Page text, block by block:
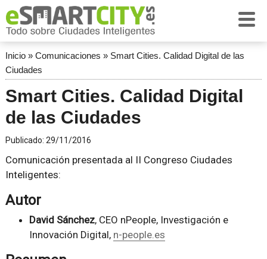
Inicio» Comunicaciones » Smart Cities. Calidad Digital de las
Ciudades
Smart Cities. Calidad Digital
de las Ciudades
Publicado: 29/11/2016
Comunicación presentada al II Congreso Ciudades
Inteligentes:
Autor
David Sánchez, CEO nPeople, Investigación e
Innovación Digital, n-people.es